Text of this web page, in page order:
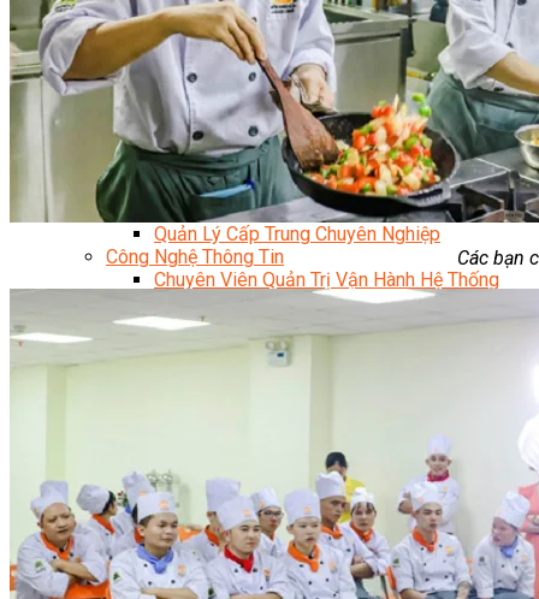
Nghiệp Vụ Tư Vấn & Giám Sát MEP
Sửa Chữa Điện Lạnh Dân Dụng
Chuyên Viên Chẩn Đoán ECU
Kỹ Thuật Viên Đại Tu Hộp Số Tự Động Chuyên Sâu
Kỹ Thuật Quấn Dây Và Sửa Chữa Máy Điện
Thiết Kế Lắp Đặt Hệ Thống Điện Năng Lượng Mặt
Kỹ Thuật Viên Điện Tử Chuyên Ngành Điện – Điện
Ngành Khác
Quản Trị & Phát Triển Doanh Nghiệp
Giám Đốc Nhân Sự Chuyên Nghiệp
Quản Lý Cấp Trung Chuyên Nghiệp
Công Nghệ Thông Tin
Chuyên Viên Quản Trị Vận Hành Hệ Thống
An Ninh Mạng (Network Security)
Chuyên Viên Quản Trị Hệ Thống Và An Ninh
Quản Trị Hệ Thống Linux
Quản Trị Vận Hành Microsoft Azure
Chuyên Viên Lập Trình (Full Stack)
Chuyên Viên Lập Trình Website (Full Stack)
Chuyên Viên Lập Trình Mobile (Full Stack)
Software Testing
Trọn Bộ Công Cụ AI Văn Phòng
Trọn Bộ Công Cụ AI Ứng Dụng Giảng Dạy
Các bạn